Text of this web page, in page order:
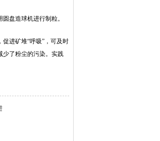
盘造球机进行制粒。
进矿堆“呼吸”，可及时
少了粉尘的污染。实践